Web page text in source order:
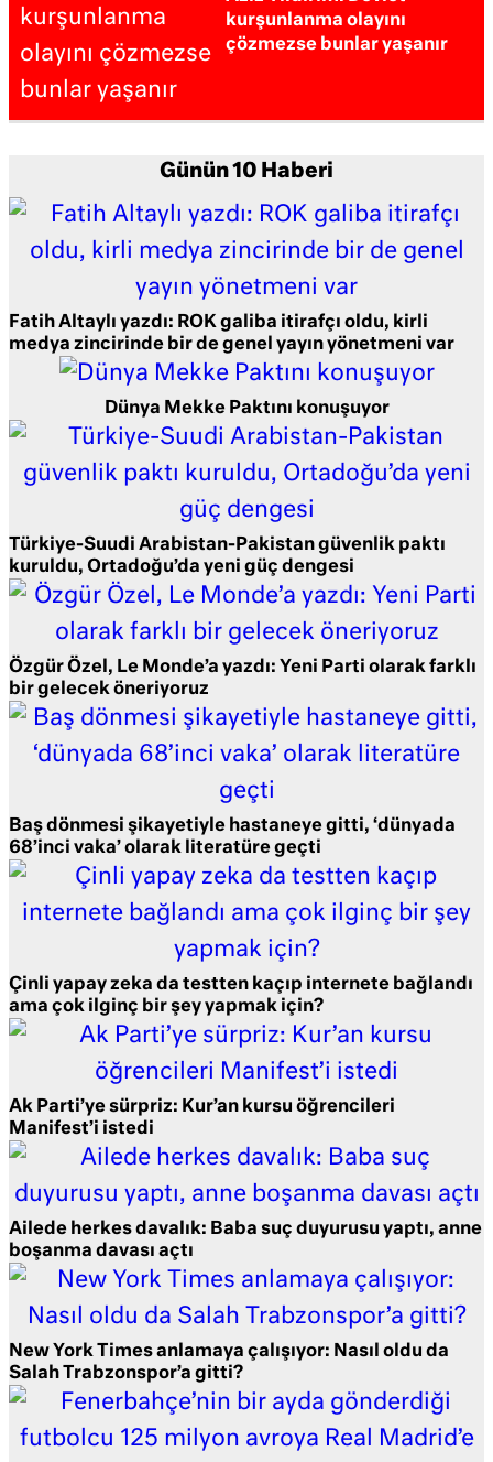
kurşunlanma olayını
çözmezse bunlar yaşanır
Günün 10 Haberi
Fatih Altaylı yazdı: ROK galiba itirafçı oldu, kirli
medya zincirinde bir de genel yayın yönetmeni var
Dünya Mekke Paktını konuşuyor
Türkiye-Suudi Arabistan-Pakistan güvenlik paktı
kuruldu, Ortadoğu’da yeni güç dengesi
Özgür Özel, Le Monde’a yazdı: Yeni Parti olarak farklı
bir gelecek öneriyoruz
Baş dönmesi şikayetiyle hastaneye gitti, ‘dünyada
68’inci vaka’ olarak literatüre geçti
Çinli yapay zeka da testten kaçıp internete bağlandı
ama çok ilginç bir şey yapmak için?
Ak Parti’ye sürpriz: Kur’an kursu öğrencileri
Manifest’i istedi
Ailede herkes davalık: Baba suç duyurusu yaptı, anne
boşanma davası açtı
New York Times anlamaya çalışıyor: Nasıl oldu da
Salah Trabzonspor’a gitti?